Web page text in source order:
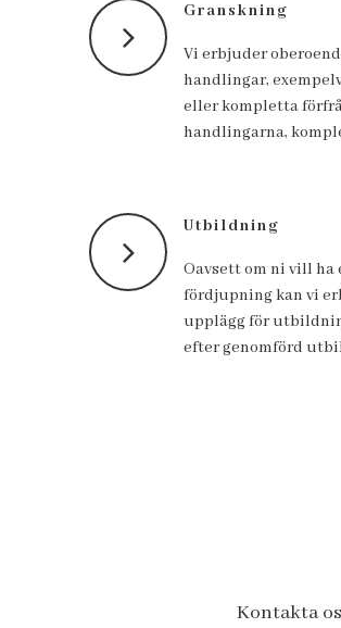
Granskning
Vi erbjuder
handlingar,
eller kompletta
handlingarna,
Utbildning
Oavsett om ni vill
fördjupning kan vi
upplägg för
efter genomförd
Kontakta